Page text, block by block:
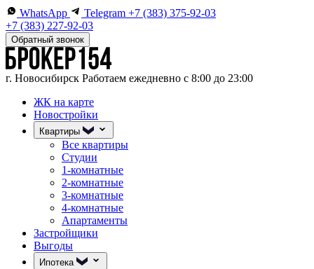
WhatsApp Telegram +7 (383) 375-92-03
+7 (383) 227-92-03
Обратный звонок
г. Новосибирск Работаем ежедневно с 8:00 до 23:00
ЖК на карте
Новостройки
Квартиры
Все квартиры
Студии
1-комнатные
2-комнатные
3-комнатные
4-комнатные
Апартаменты
Застройщики
Выгоды
Ипотека